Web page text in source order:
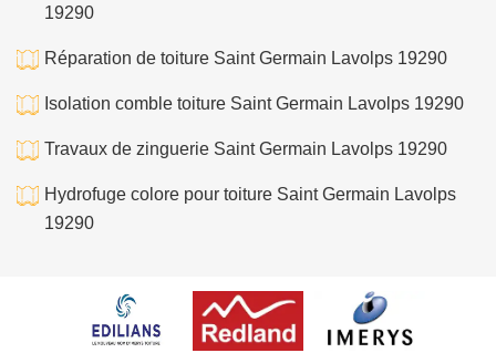
19290
Réparation de toiture Saint Germain Lavolps 19290
Isolation comble toiture Saint Germain Lavolps 19290
Travaux de zinguerie Saint Germain Lavolps 19290
Hydrofuge colore pour toiture Saint Germain Lavolps
19290